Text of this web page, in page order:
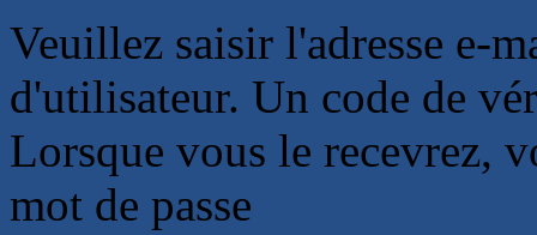
Veuillez saisir l'adresse e-
d'utilisateur. Un code de
Lorsque vous le recevrez,
mot de passe